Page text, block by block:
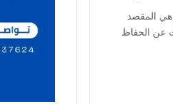
هي المقصد
عن الحفاظ